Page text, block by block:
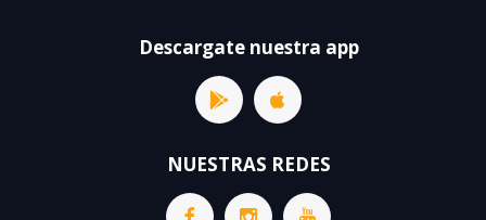
Descargate nuestra app
NUESTRAS REDES